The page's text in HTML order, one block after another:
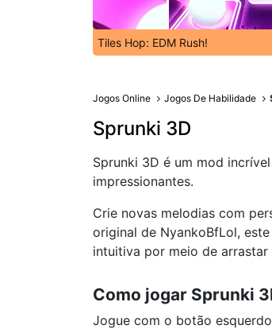
Tiles Hop: EDM Rush!
Jogos Online Jogos De Habilidade
Sprunki 3D
Sprunki 3D é um mod
impressionantes.
Crie novas melodias com
original de NyankoBfLol,
intuitiva por meio de arrastar
Como jogar Sprunki
Jogue com o botão